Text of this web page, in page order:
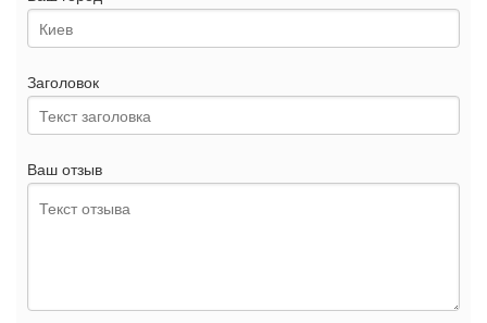
Заголовок
Ваш отзыв